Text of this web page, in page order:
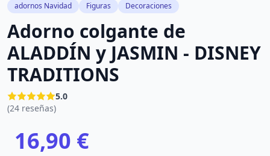
adornos Navidad
Figuras Decoraciones
Adorno colgante de
ALADDÍN y JASMIN - DISNEY
TRADITIONS
5.0
(24 reseñas)
16,90 €